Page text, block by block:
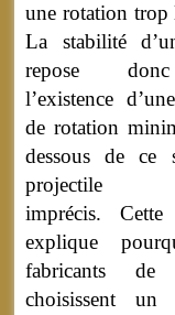
une rotation trop
La stabilité
repose
l’existence
de rotation
dessous de ce
projectile
imprécis. Cette
explique
fabricants de
choisissent un